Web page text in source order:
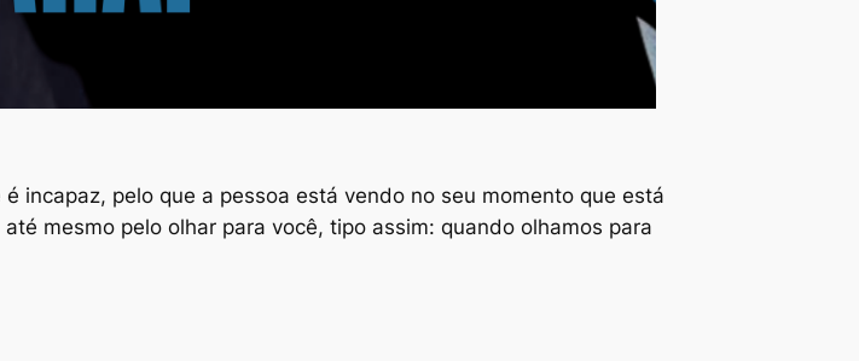
incapaz, pelo que a pessoa está vendo no seu momento que está
mesmo pelo olhar para você, tipo assim: quando olhamos para